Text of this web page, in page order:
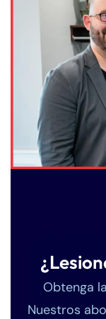
Obtenga
Nuestros